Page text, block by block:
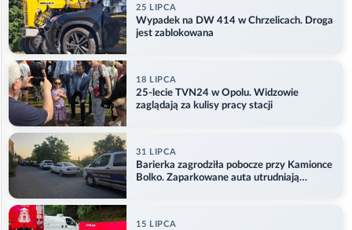
25 LIPCA
Wypadek na DW 414 w Chrzelicach. Droga
jest zablokowana
18 LIPCA
25-lecie TVN24 w Opolu. Widzowie
zaglądają za kulisy pracy stacji
31 LIPCA
Barierka zagrodziła pobocze przy Kamionce
Bolko. Zaparkowane auta utrudniają
15 LIPCA